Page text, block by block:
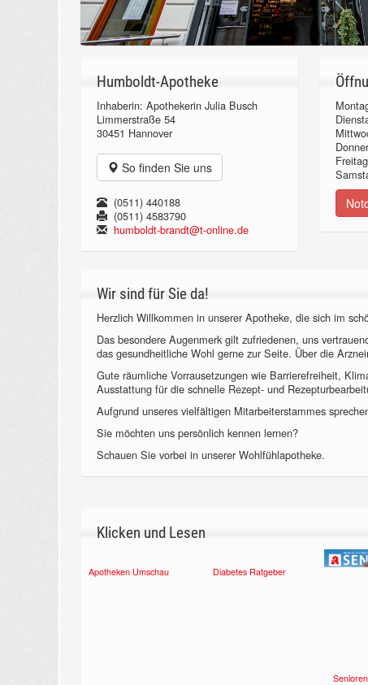
Humboldt-Apotheke
Inhaberin: Apothekerin Julia Busch
Limmerstraße 54
30451 Hannover
So finden Sie uns
(0511) 440188
(0511) 4583790
humboldt-brandt@t-online.de
Wir sind für Sie da!
Herzlich Willkommen in unserer Apotheke, die sich im
Das besondere Augenmerk gilt zufriedenen, uns
das gesundheitliche Wohl gerne zur Seite. Über die
Gute räumliche Vorrausetzungen wie Barrierefreiheit,
Ausstattung für die schnelle Rezept- und
Aufgrund unseres vielfältigen Mitarbeiterstammes
Sie möchten uns persönlich kennen lernen?
Schauen Sie vorbei in unserer Wohlfühlapotheke.
Klicken und Lesen